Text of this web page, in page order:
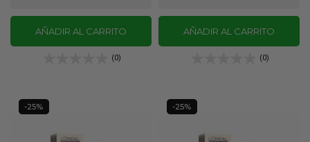
AÑADIR AL CARRITO
(0)
AÑADIR AL CARRITO
(0)
-25% -25%